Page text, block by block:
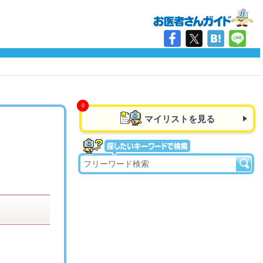
マイリストを見る